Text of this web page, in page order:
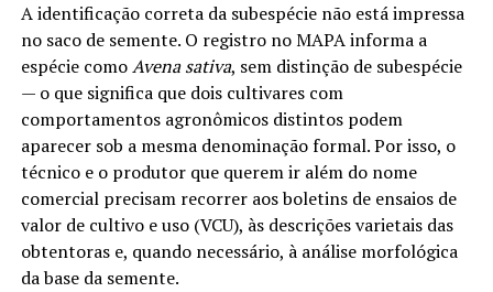
A identificação correta da subespécie não está impressa
no saco de semente. O registro no MAPA informa a
espécie comoAvena sativa, sem distinção de subespécie
— o que significa que dois cultivares com
comportamentos agronômicos distintos podem
aparecer sob a mesma denominação formal. Por isso, o
técnico e o produtor que querem ir além do nome
comercial precisam recorrer aos boletins de ensaios de
valor de cultivo e uso (VCU), às descrições varietais das
obtentoras e, quando necessário, à análise morfológica
da base da semente.